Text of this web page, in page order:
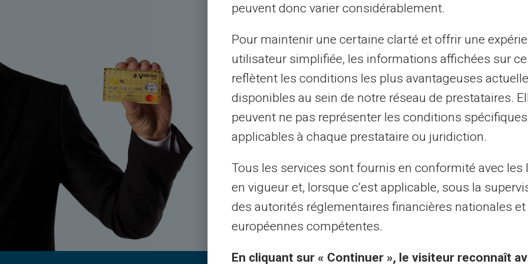
Palvelu ja tuki
todellisilta ihmisiltä, ei
Asiakaspalvelu englanniksi palveluksessasi lipulla
puhelimitse maanantaista lauantaihin klo 9h -
Ota meihin yhteyttä
peuvent donc varier considérablement.
Pour maintenir une certaine clarté et offrir une
utilisateur simplifiée, les informations affichées sur
reflètent les conditions les plus avantageuses
disponibles au sein de notre réseau de prestataires.
peuvent ne pas représenter les conditions spécifiques
applicables à chaque prestataire ou juridiction.
Tous les services sont fournis en conformité avec les
en vigueur et, lorsque c’est applicable, sous la
des autorités réglementaires financières nationales et
européennes compétentes.
En cliquant sur « Continuer », le visiteur reconnaît